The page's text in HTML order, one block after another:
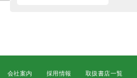
会社案内 採用情報 取扱書店一覧